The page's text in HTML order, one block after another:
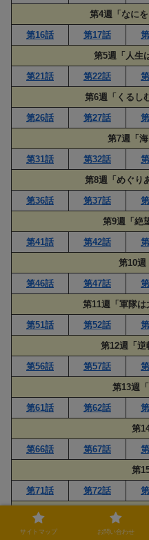
第4週「なに
第16話
第17話
第5週「人生
第21話
第22話
第6週「くるし
第26話
第27話
第7週「海
第31話
第32話
第8週「めぐり
第36話
第37話
第9週「絶
第41話
第42話
第10週
第46話
第47話
第11週「軍隊は
第51話
第52話
第12週「逆
第56話
第57話
第13週
第61話
第62話
第
第66話
第67話
第
第71話
第72話
第76話
第77話
サイトマップ お問い合わせ